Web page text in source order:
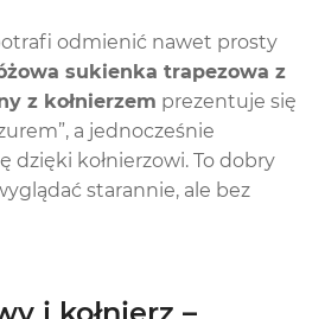
odmienić nawet prosty
sukienka trapezowa z
z kołnierzem prezentuje się
a jednocześnie
dzięki kołnierzowi. To dobry
starannie, ale bez